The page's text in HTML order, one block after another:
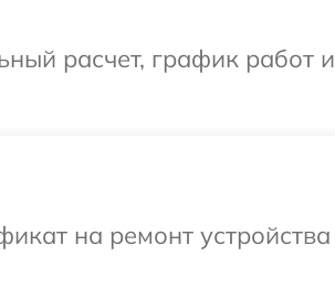
расчет, график работ и
на ремонт устройства